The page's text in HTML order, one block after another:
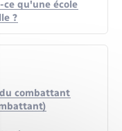
qu'une école
?
combattant